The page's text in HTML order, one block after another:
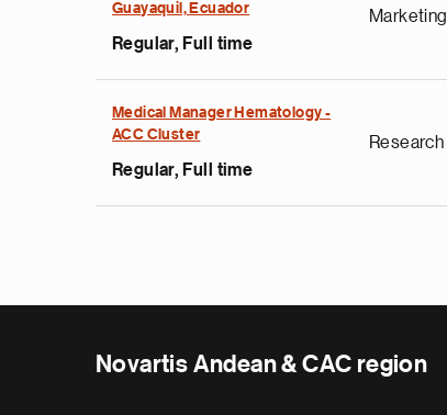
Guayaquil, Ecuador
Regular, Full time
Marketing
Medical Manager Hematology -
ACC Cluster
Regular, Full time
Research
Novartis Andean & CAC region